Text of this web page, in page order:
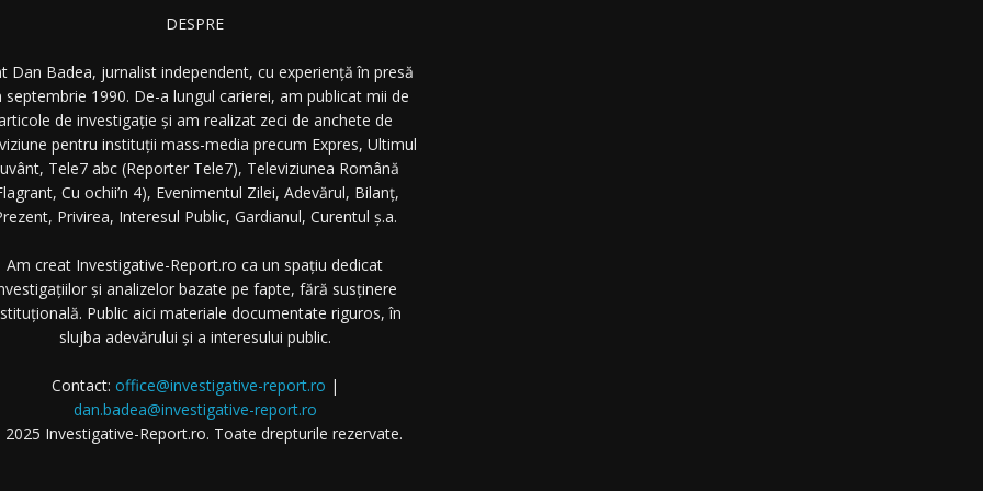
DESPRE
Dan Badea, jurnalist independent, cu experiență în presă
septembrie 1990. De-a lungul carierei, am publicat mii de
de investigație și am realizat zeci de anchete de
pentru instituții mass-media precum Expres, Ultimul
Tele7 abc (Reporter Tele7), Televiziunea Română
Cu ochii’n 4), Evenimentul Zilei, Adevărul, Bilanț,
Privirea, Interesul Public, Gardianul, Curentul ș.a.
Am creat Investigative-Report.ro ca un spațiu dedicat
și analizelor bazate pe fapte, fără susținere
Public aici materiale documentate riguros, în
slujba adevărului și a interesului public.
Contact: office@investigative-report.ro |
dan.badea@investigative-report.ro
Investigative-Report.ro. Toate drepturile rezervate.